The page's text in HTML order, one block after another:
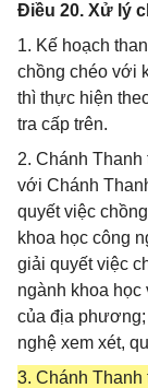
Điều 20. Xử lý
1. Kế hoạch
chồng chéo với
thì thực hiện
tra cấp trên.
2. Chánh
với Chánh
quyết việc
khoa học công
giải quyết việc
ngành khoa học
của địa
nghệ xem xét,
3. Chánh Thanh